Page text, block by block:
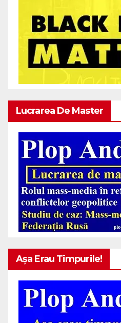
Lucrarea De Master
Așa Erau Timpurile!